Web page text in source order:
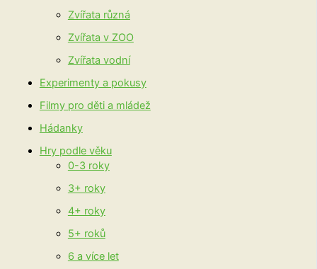
Zvířata různá
Zvířata v ZOO
Zvířata vodní
Experimenty a pokusy
Filmy pro děti a mládež
Hádanky
Hry podle věku
0-3 roky
3+ roky
4+ roky
5+ roků
6 a více let